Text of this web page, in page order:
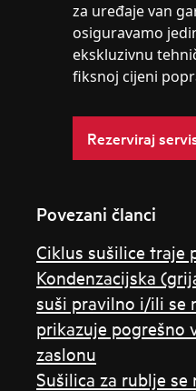
za uređaje van
osiguravamo
ekskluzivnu
fiksnoj cijeni
Rezerviraj
Povezani članci
Ciklus sušilice traje
Kondenzacijska
suši pravilno i/ili se
prikazuje pogrešno
zaslonu
Sušilica za rublje